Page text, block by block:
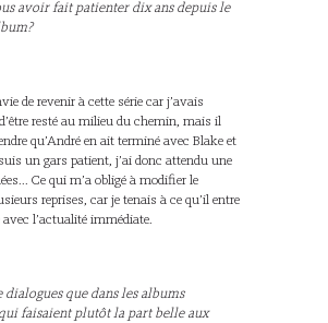
avoir fait patienter dix ans depuis le
de revenir à cette série car j’avais
resté au milieu du chemin, mais il
qu’André en ait terminé avec Blake et
un gars patient, j’ai donc attendu une
Ce qui m’a obligé à modifier le
reprises, car je tenais à ce qu’il entre
avec l’actualité immédiate.
dialogues que dans les albums
faisaient plutôt la part belle aux